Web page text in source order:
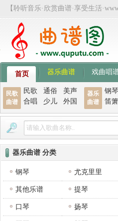
【聆听音乐·欣赏曲谱·享受生活
首页 器乐曲谱 戏曲唱
民歌
曲谱
民歌 通俗
美声
合唱
少儿 外国
器乐
曲谱
钢琴
笛箫
器乐曲谱 分类
钢琴 尤克里里
其他乐谱 提琴
口琴 扬琴